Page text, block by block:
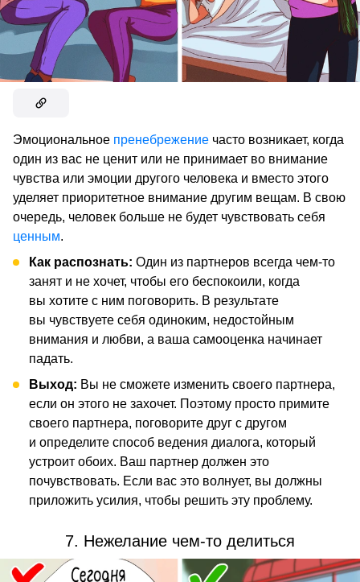
Эмоциональное пренебрежение часто возникает, когда
один из вас не ценит или не принимает во внимание
чувства или эмоции другого человека и вместо этого
уделяет приоритетное внимание другим вещам. В свою
очередь, человек больше не будет чувствовать себя
ценным.
Как распознать: Один из партнеров всегда чем-то
занят и не хочет, чтобы его беспокоили, когда
вы хотите с ним поговорить. В результате
вы чувствуете себя одиноким, недостойным
внимания и любви, а ваша самооценка начинает
падать.
Выход: Вы не сможете изменить своего партнера,
если он этого не захочет. Поэтому просто примите
своего партнера, поговорите друг с другом
и определите способ ведения диалога, который
устроит обоих. Ваш партнер должен это
почувствовать. Если вас это волнует, вы должны
приложить усилия, чтобы решить эту проблему.
7. Нежелание чем-то делиться